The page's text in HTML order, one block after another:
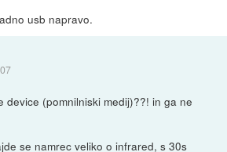
usb napravo.
device (pomnilniski medij)??! in ga ne
se namrec veliko o infrared, s 30s